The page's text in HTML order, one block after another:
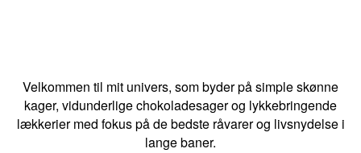
Velkommen til mit univers, som byder på simple skønne
kager, vidunderlige chokoladesager og lykkebringende
lækkerier med fokus på de bedste råvarer og livsnydelse i
lange baner.